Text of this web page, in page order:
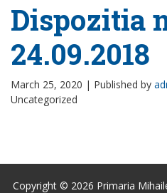
Dispozitia
24.09.2018
March 25, 2020 | Published by
Uncategorized
Copyright © 2026 Primaria